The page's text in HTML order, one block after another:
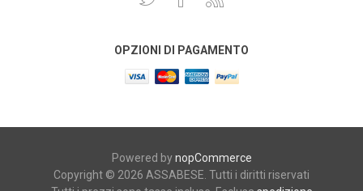
OPZIONI DI PAGAMENTO
Powered bynopCommerce
Copyright © 2026 ASSABESE. Tutti i diritti riservati